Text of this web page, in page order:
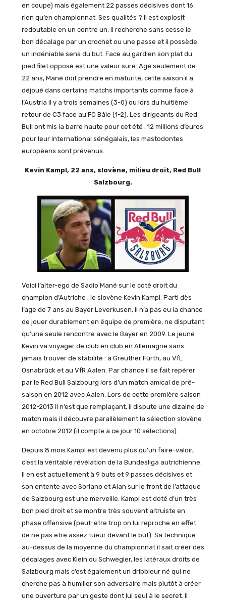
en coupe) mais également 22 passes décisives dont 16
rien qu’en championnat. Ses qualités ? Il est explosif,
redoutable en un contre un, il recherche sans cesse le
bon décalage par un crochet ou une passe et il possède
un indéniable sens du but. Face au gardien son plat du
pied filet opposé est une valeur sure. Agé seulement de
22 ans, Mané doit prendre en maturité, cette saison il a
déjoué dans certains matchs importants comme face à
l’Austria il y a trois semaines (3-0) ou lors du huitième
retour de C3 face au FC Bâle (1-2). Les dirigeants du Red
Bull ont mis la barre haute pour cet été : 12 millions d’euros
pour leur international sénégalais, les mastodontes
européens sont prévenus.
Kevin Kampl, 22 ans, slovène, milieu droit, Red Bull
Salzbourg.
Voici l’alter-ego de Sadio Mané sur le coté droit du
champion d’Autriche : le slovène Kevin Kampl. Parti dès
l’age de 7 ans au Bayer Leverkusen, il n’a pas eu la chance
de jouer durablement en équipe de première, ne disputant
qu’une seule rencontre avec le Bayer en 2009. Le jeune
Kevin va voyager de club en club en Allemagne sans
jamais trouver de stabilité : à Greuther Fürth, au VfL
Osnabrück et au VfR Aalen. Par chance il se fait repérer
par le Red Bull Salzbourg lors d’un match amical de pré-
saison en 2012 avec Aalen. Lors de cette première saison
2012-2013 il n’est que remplaçant, il dispute une dizaine de
match mais il découvre parallèlement la sélection slovène
en octobre 2012 (il compte à ce jour 10 sélections).
Depuis 8 mois Kampl est devenu plus qu’un faire-valoir,
c’est la véritable révélation de la Bundesliga autrichienne.
Il en est actuellement à 9 buts et 9 passes décisives et
son entente avec Soriano et Alan sur le front de l’attaque
de Salzbourg est une merveille. Kampl est doté d’un très
bon pied droit et se montre très souvent altruiste en
phase offensive (peut-etre trop on lui reproche en effet
de ne pas etre assez tueur devant le but). Sa technique
au-dessus de la moyenne du championnat il sait créer des
décalages avec Klein ou Schwegler, les latéraux droits de
Salzbourg mais c’est également un dribbleur né qui ne
cherche pas à humilier son adversaire mais plutôt à créer
une ouverture par un geste dont lui seul à le secret. Il